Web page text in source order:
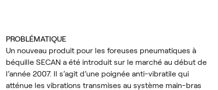
PROBLÉMATIQUE
Un nouveau produit pour les foreuses pneumatiques à
béquille SECAN a été introduit sur le marché au début de
l’année 2007. Il s’agit d’une poignée anti-vibratile qui
atténue les vibrations transmises au système main-bras